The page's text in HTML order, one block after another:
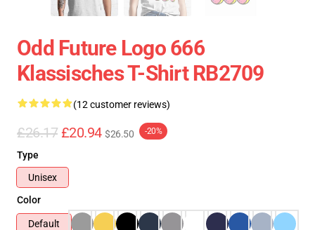
Odd Future Logo 666
Klassisches T-Shirt RB2709
(12 customer reviews)
£26.17 £20.94 $26.50 -20%
Type
Unisex
Color
Default